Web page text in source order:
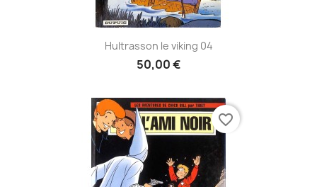
Hultrasson le viking 04
50,00 €
favorite_border